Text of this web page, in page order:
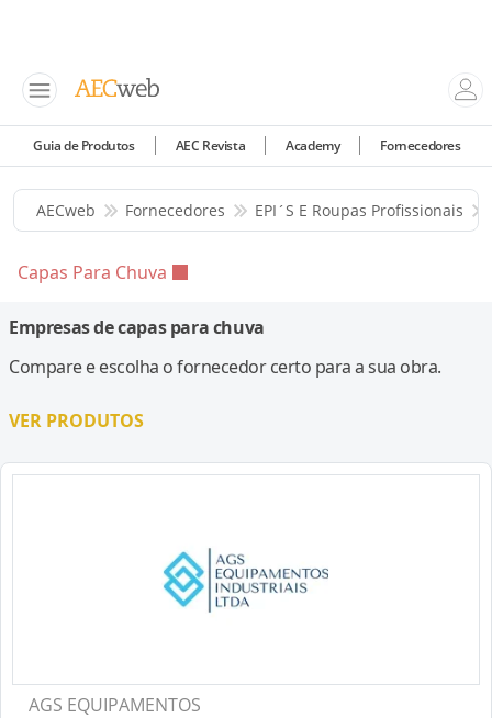
Guia de Produtos AEC Revista Academy Fornecedores
AECweb Fornecedores EPI´s E Roupas Profissionais
Capas Para Chuva
Empresas de capas para chuva
Compare e escolha o fornecedor certo para a sua obra.
VER PRODUTOS
AGS EQUIPAMENTOS